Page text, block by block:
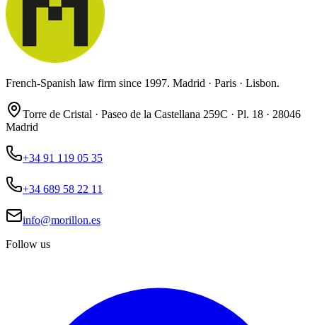
French-Spanish law firm since 1997. Madrid · Paris · Lisbon.
Torre de Cristal · Paseo de la Castellana 259C · Pl. 18 · 28046
Madrid
+34 91 119 05 35
+34 689 58 22 11
info@morillon.es
Follow us